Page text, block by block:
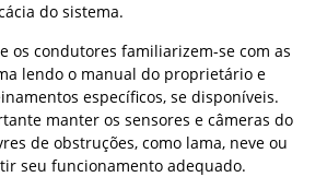
do sistema.
os condutores familiarizem-se com as
lendo o manual do proprietário e
específicos, se disponíveis.
manter os sensores e câmeras do
de obstruções, como lama, neve ou
seu funcionamento adequado.